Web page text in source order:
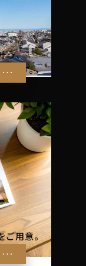
う、
ます。
ご用意。